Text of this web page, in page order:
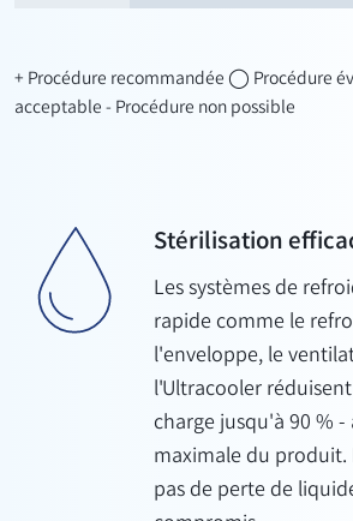
+ Procédure recommandée ◯ Procédure
acceptable - Procédure non possible
Stérilisation
Les systèmes de
rapide comme le
l'enveloppe, le
l'Ultracooler
charge jusqu'à 90 %
maximale du produit.
pas de perte de